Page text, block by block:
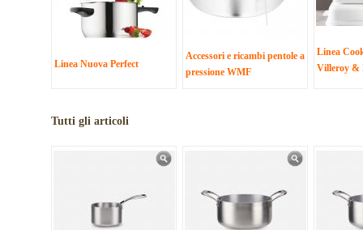
Linea Nuova Perfect
Accessori e ricambi pentole a
pressione WMF
Linea
Villeroy &
Tutti gli articoli